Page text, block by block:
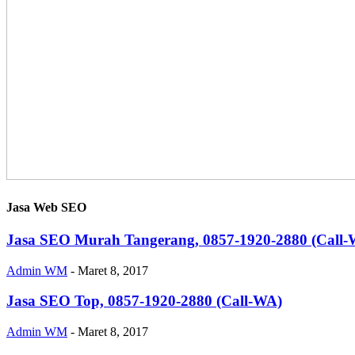
Jasa Web SEO
Jasa SEO Murah Tangerang, 0857-1920-2880 (Call-
Admin WM - Maret 8, 2017
Jasa SEO Top, 0857-1920-2880 (Call-WA)
Admin WM - Maret 8, 2017